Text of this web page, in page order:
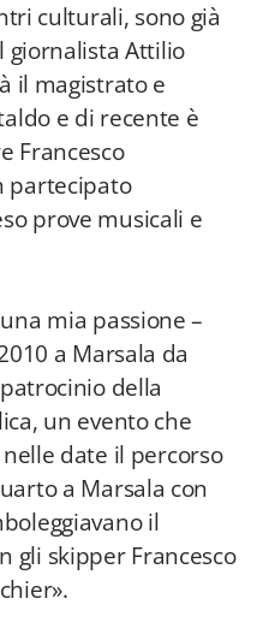
culturali, sono già
giornalista Attilio
il magistrato e
e di recente è
Francesco
partecipato
prove musicali e
mia passione –
a Marsala da
della
un evento che
date il percorso
a Marsala con
il
gli skipper Francesco